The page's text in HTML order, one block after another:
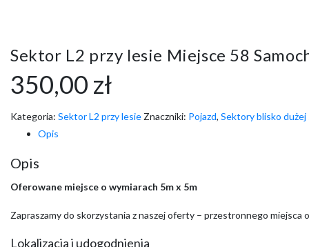
Sektor L2 przy lesie Miejsce 58
350,00 zł
Kategoria: Sektor L2 przy lesie Znaczniki: Pojazd, Sektory blisko dużej
Opis
Opis
Oferowane miejsce o wymiarach 5m x 5m
Zapraszamy do skorzystania z naszej oferty – przestronnego miejsca
Lokalizacja i udogodnienia